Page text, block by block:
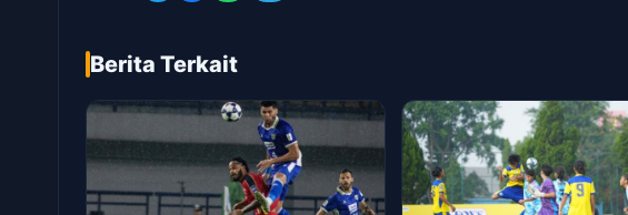
Berita Terkait